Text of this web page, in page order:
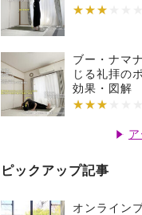
★★★
ブー・ナマ
じる礼拝の
効果・図解
★★★
ピックアップ記事
オンライン